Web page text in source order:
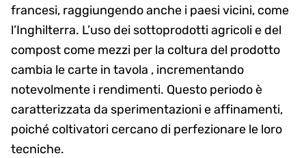
francesi, raggiungendo anche i paesi vicini, come
l’Inghilterra. L’uso dei sottoprodotti agricoli e del
compost come mezzi per la coltura del prodotto
cambia le carte in tavola , incrementando
notevolmente i rendimenti. Questo periodo è
caratterizzata da sperimentazioni e affinamenti,
poiché coltivatori cercano di perfezionare le loro
tecniche.